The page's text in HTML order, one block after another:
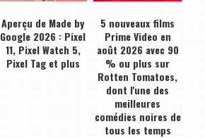
Aperçu de Made by
Google 2026 : Pixel
11, Pixel Watch 5,
Pixel Tag et plus
5 nouveaux films
Prime Video en
août 2026 avec 90
% ou plus sur
Rotten Tomatoes,
dont l'une des
meilleures
comédies noires de
tous les temps